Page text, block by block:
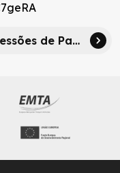
Sessões de Participação Pública em Almada e Sintra: contributos recolhidos